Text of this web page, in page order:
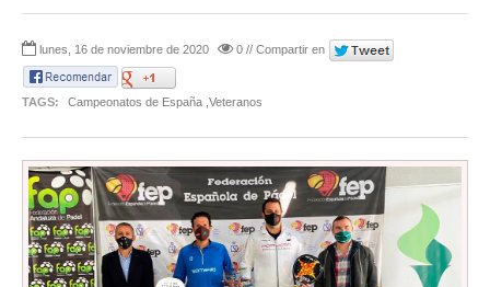
lunes, 16 de noviembre de 2020 0 // Compartir en
TAGS: Campeonatos de España ,Veteranos